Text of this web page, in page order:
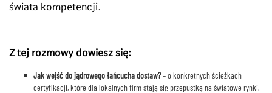
świata kompetencji.
Z tej rozmowy dowiesz się:
Jak wejść do jądrowego łańcucha dostaw?– o konkretnych ścieżkach
certyfikacji, które dla lokalnych firm stają się przepustką na światowe rynki.